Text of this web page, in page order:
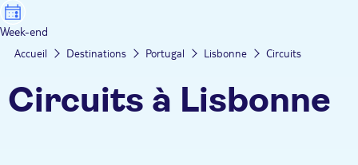
Week-end
Accueil Destinations Portugal Lisbonne Circuits
Circuits à Lisbonne